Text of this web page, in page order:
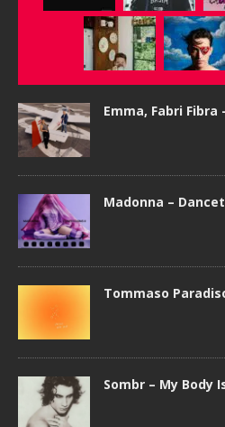
Emma, Fabri Fibra
Madonna –
Tommaso
Sombr – My Body